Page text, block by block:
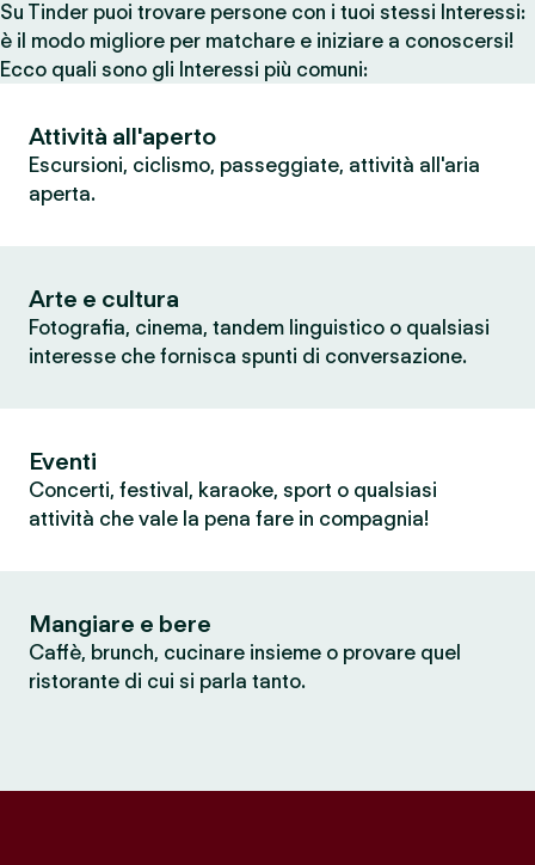
Su Tinder puoi trovare persone con i tuoi stessi Interessi:
è il modo migliore per matchare e iniziare a conoscersi!
Ecco quali sono gli Interessi più comuni:
Attività all'aperto
Escursioni, ciclismo, passeggiate, attività all'aria
aperta.
Arte e cultura
Fotografia, cinema, tandem linguistico o qualsiasi
interesse che fornisca spunti di conversazione.
Eventi
Concerti, festival, karaoke, sport o qualsiasi
attività che vale la pena fare in compagnia!
Mangiare e bere
Caffè, brunch, cucinare insieme o provare quel
ristorante di cui si parla tanto.